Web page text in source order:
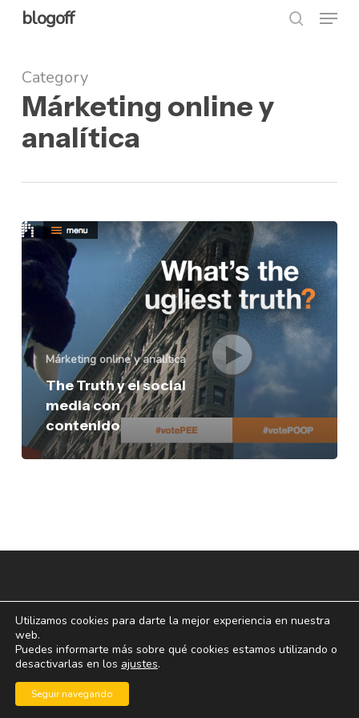
Skip
content
blogoff Menu
Category
Márketing online y
analítica
The
Truth
el
social
media
con
contenido
Márketing online y analítica
The Truth y el social
media con
contenido
Utilizamos cookies para darte la mejor experiencia en nuestra
web.
Puedes informarte más sobre qué cookies estamos utilizando o
desactivarlas en los ajustes.
Seguir navegando